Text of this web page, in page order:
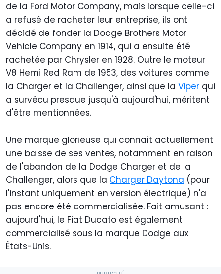
de la Ford Motor Company, mais lorsque celle-ci
a refusé de racheter leur entreprise, ils ont
décidé de fonder la Dodge Brothers Motor
Vehicle Company en 1914, qui a ensuite été
rachetée par Chrysler en 1928. Outre le moteur
V8 Hemi Red Ram de 1953, des voitures comme
la Charger et la Challenger, ainsi que la Viper qui
a survécu presque jusqu'à aujourd'hui, méritent
d'être mentionnées.
Une marque glorieuse qui connaît actuellement
une baisse de ses ventes, notamment en raison
de l'abandon de la Dodge Charger et de la
Challenger, alors que la Charger Daytona (pour
l'instant uniquement en version électrique) n'a
pas encore été commercialisée. Fait amusant :
aujourd'hui, le Fiat Ducato est également
commercialisé sous la marque Dodge aux
États-Unis.